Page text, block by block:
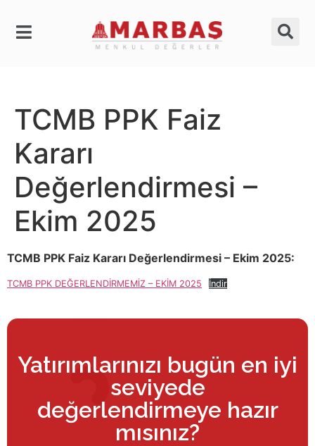
TCMB PPK Faiz
Kararı
Değerlendirmesi –
Ekim 2025
TCMB PPK Faiz Kararı Değerlendirmesi – Ekim 2025:
TCMB PPK DEĞERLENDİRMEMİZ – EKİM 2025 İndir
Yatırımlarınızı bugün en iyi
seviyede
değerlendirmeye hazır
mısınız?